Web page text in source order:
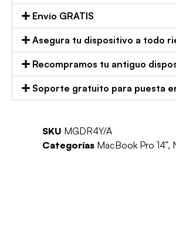
Envío GRATIS
Asegura tu dispositivo a todo
Recompramos tu antiguo
Soporte gratuito para puesta
SKU MGDR4Y/A
Categorías MacBook Pro 14”,